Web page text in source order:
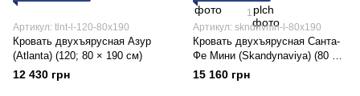
Артикул: tlnt-l-120-80x190
Кровать двухъярусная Азур
(Atlanta) (120; 80 × 190 см)
12 430 грн
1
Артикул: skndnvmn-l-80x190
Кровать двухъярусная Санта-
Фе Мини (Skandynaviya) (80 ×
190 см)
15 160 грн